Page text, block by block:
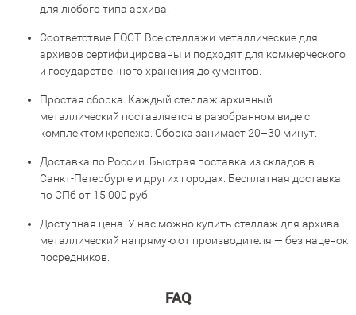
для любого типа архива.
Соответствие ГОСТ. Все стеллажи металлические для
архивов сертифицированы и подходят для коммерческого
и государственного хранения документов.
Простая сборка. Каждый стеллаж архивный
металлический поставляется в разобранном виде с
комплектом крепежа. Сборка занимает 20–30 минут.
Доставка по России. Быстрая поставка из складов в
Санкт-Петербурге и других городах. Бесплатная доставка
по СПб от 15 000 руб.
Доступная цена. У нас можно купить стеллаж для архива
металлический напрямую от производителя — без наценок
посредников.
FAQ